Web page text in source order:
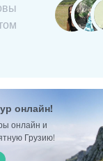
онлайн!
онлайн и
Грузию!